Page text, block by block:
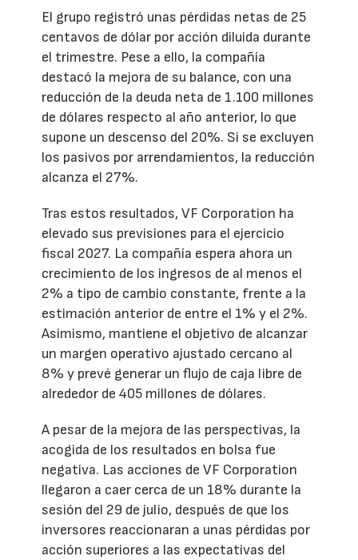
El grupo registró unas pérdidas netas de 25
centavos de dólar por acción diluida durante
el trimestre. Pese a ello, la compañía
destacó la mejora de su balance, con una
reducción de la deuda neta de 1.100 millones
de dólares respecto al año anterior, lo que
supone un descenso del 20%. Si se excluyen
los pasivos por arrendamientos, la reducción
alcanza el 27%.
Tras estos resultados, VF Corporation ha
elevado sus previsiones para el ejercicio
fiscal 2027. La compañía espera ahora un
crecimiento de los ingresos de al menos el
2% a tipo de cambio constante, frente a la
estimación anterior de entre el 1% y el 2%.
Asimismo, mantiene el objetivo de alcanzar
un margen operativo ajustado cercano al
8% y prevé generar un flujo de caja libre de
alrededor de 405 millones de dólares.
A pesar de la mejora de las perspectivas, la
acogida de los resultados en bolsa fue
negativa. Las acciones de VF Corporation
llegaron a caer cerca de un 18% durante la
sesión del 29 de julio, después de que los
inversores reaccionaran a unas pérdidas por
acción superiores a las expectativas del